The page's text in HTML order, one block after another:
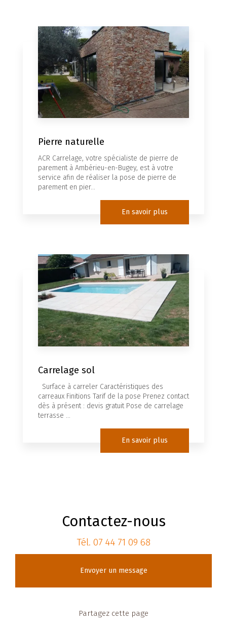
Pierre naturelle
ACR Carrelage, votre spécialiste de pierre de
parement à Ambérieu-en-Bugey, est à votre
service afin de réaliser la pose de pierre de
parement en pier...
En savoir plus
Carrelage sol
Surface à carreler Caractéristiques des
carreaux Finitions Tarif de la pose Prenez contact
dès à présent : devis gratuit Pose de carrelage
terrasse ...
En savoir plus
Contactez-nous
Tél. 07 44 71 09 68
Envoyer un message
Partagez cette page